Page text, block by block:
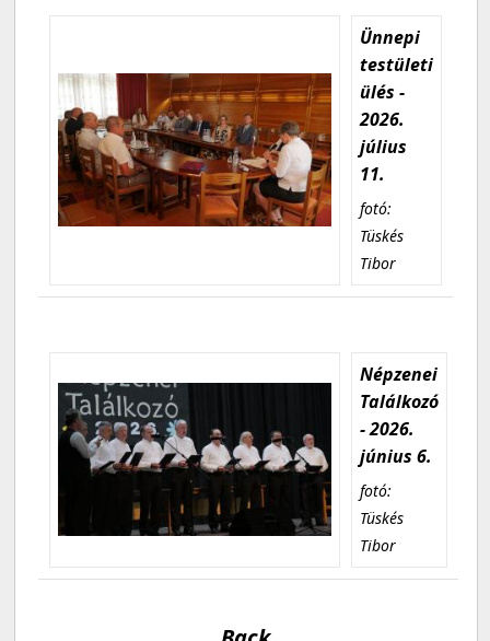
Ünnepi
testületi
ülés -
2026.
július
11.
fotó:
Tüskés
Tibor
Népzenei
Találkozó
- 2026.
június 6.
fotó:
Tüskés
Tibor